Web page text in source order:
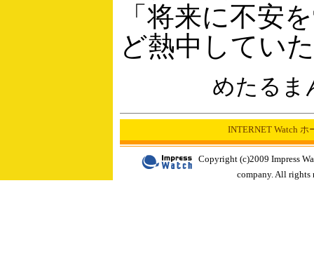
「将来に不安
ど熱中してい
めたるま
INTERNET Watch ホ
Copyright (c)2009 Impress
company. All rights